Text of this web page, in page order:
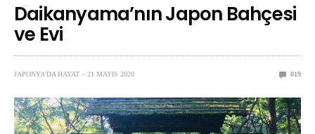
Daikanyama’nın Japon Bahçesi
ve Evi
JAPONYA'DA HAYAT 21 MAYIS 2020 019